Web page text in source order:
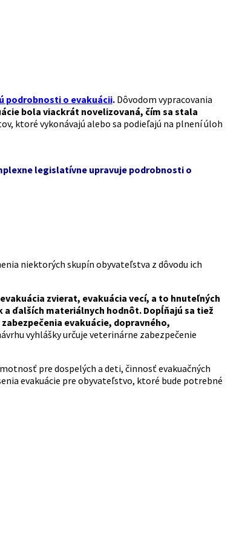
podrobnosti o evakuácii. Dôvodom vypracovania
bola viackrát novelizovaná, čím sa stala
ktoré vykonávajú alebo sa podieľajú na plnení úloh
legislatívne upravuje podrobnosti o
niektorých skupín obyvateľstva z dôvodu ich
zvierat, evakuácia vecí, a to hnuteľných
ďalších materiálnych hodnôt. Dopĺňajú sa tiež
evakuácie, dopravného,
vyhlášky určuje veterinárne zabezpečenie
pre dospelých a deti, činnosť evakuačných
evakuácie pre obyvateľstvo, ktoré bude potrebné